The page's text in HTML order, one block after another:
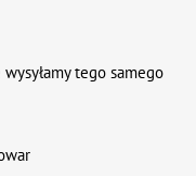
tego samego